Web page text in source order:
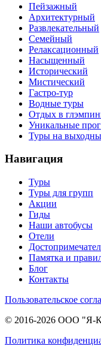
Пейзажный
Архитектурный
Развлекательный
Семейный
Релаксационный
Насыщенный
Исторический
Мистический
Гастро-тур
Водные туры
Отдых в
Уникальные
Туры на
Навигация
Туры
Туры для групп
Акции
Гиды
Наши автобусы
Отели
Памятка и
Блог
Контакты
Пользовательское
© 2016-2026 ООО
Политика